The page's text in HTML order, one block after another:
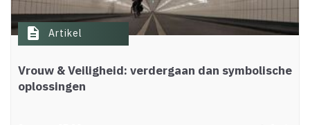
description Artikel
Vrouw & Veiligheid: verdergaan dan symbolische
oplossingen